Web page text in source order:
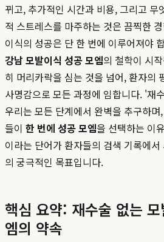
뀌고, 추가적인 시간과 비용, 그리고 무
적 스트레스를 마주하는 것은 끔찍한
이식의 성공은 단 한 번에 이루어져야
강남 모발이식 성공 모엠의 철학이 시
히 머리카락을 심는 것을 넘어, 환자의
사명감으로 모든 과정에 임합니다. '재
우리는 모든 단계에서 완벽을 추구하
들이 한 번에 성공 모엠을 선택하는 이
이라는 단어가 환자들의 검색 기록에
의 궁극적인 목표입니다.
핵심 요약: 재수술 없는
엠의 약속